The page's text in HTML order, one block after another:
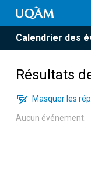
Calendrier des
Résultats
Masquer les
Aucun événement.